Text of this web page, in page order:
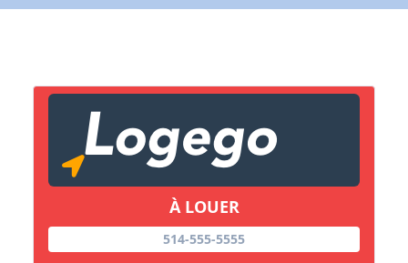
À LOUER
514-555-5555
X Fermer
Lien vers inscription (sera inclus dans courriel)
Copier lien
X Fermer Envoyez